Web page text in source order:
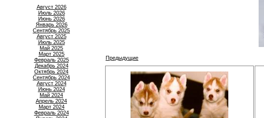
Август 2026
Июль 2026
Июнь 2026
Январь 2026
Сентябрь 2025
Август 2025
Июль 2025
Май 2025
Март 2025
Февраль 2025
Декабрь 2024
Октябрь 2024
Сентябрь 2024
Август 2024
Июнь 2024
Май 2024
Апрель 2024
Март 2024
Февраль 2024
Предыдущие